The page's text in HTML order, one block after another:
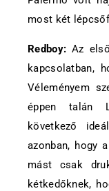
most két
Redboy: Az
kapcsolatban,
Véleményem
éppen talán
következő
azonban, hogy
mást csak
kétkedőknek,